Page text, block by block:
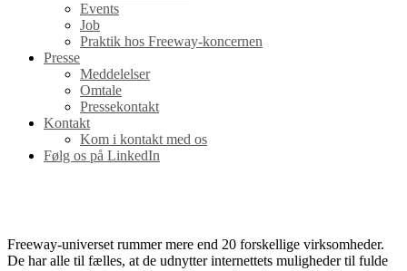
Events
Job
Praktik hos Freeway-koncernen
Presse
Meddelelser
Omtale
Pressekontakt
Kontakt
Kom i kontakt med os
Følg os på LinkedIn
Freeway-universet rummer mere end 20 forskellige virksomheder.
De har alle til fælles, at de udnytter internettets muligheder til fulde